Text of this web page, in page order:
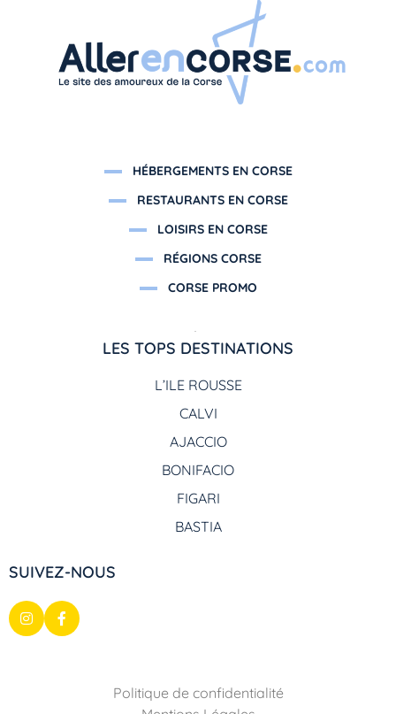
HÉBERGEMENTS EN CORSE
RESTAURANTS EN CORSE
LOISIRS EN CORSE
RÉGIONS CORSE
CORSE PROMO
LES TOPS DESTINATIONS
L’ILE ROUSSE
CALVI
AJACCIO
BONIFACIO
FIGARI
BASTIA
SUIVEZ-NOUS
Politique de confidentialité